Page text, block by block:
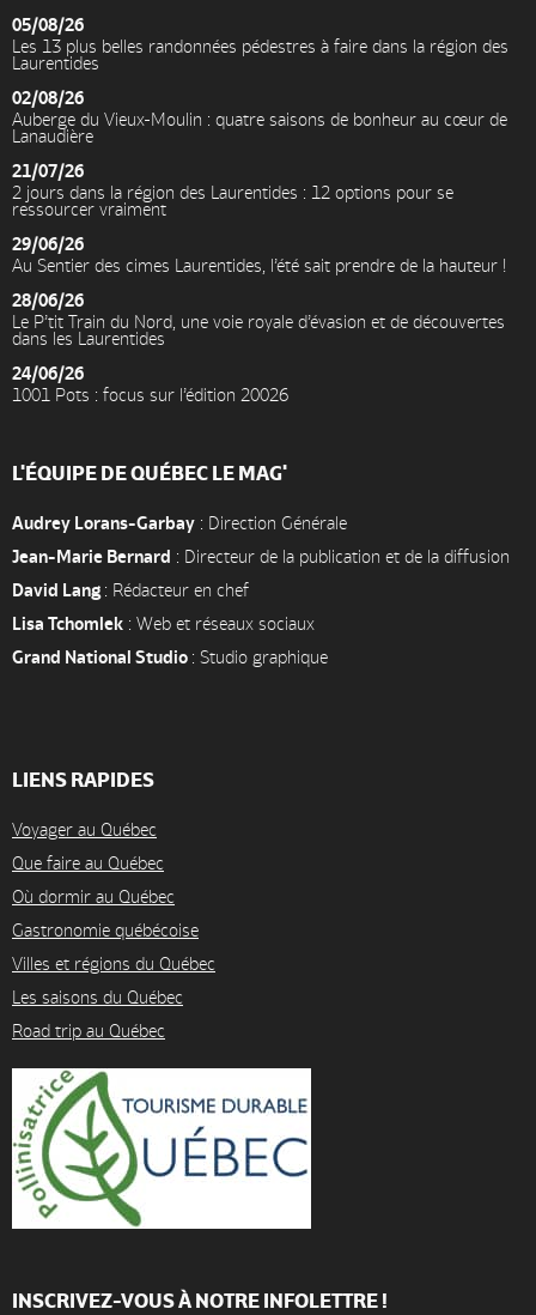
05/08/26
Les 13 plus belles randonnées pédestres à faire dans la région des
Laurentides
02/08/26
Auberge du Vieux-Moulin : quatre saisons de bonheur au cœur de
Lanaudière
21/07/26
2 jours dans la région des Laurentides : 12 options pour se
ressourcer vraiment
29/06/26
Au Sentier des cimes Laurentides, l’été sait prendre de la hauteur !
28/06/26
Le P’tit Train du Nord, une voie royale d’évasion et de découvertes
dans les Laurentides
24/06/26
1001 Pots : focus sur l’édition 20026
L'ÉQUIPE DE QUÉBEC LE MAG'
Audrey Lorans-Garbay : Direction Générale
Jean-Marie Bernard : Directeur de la publication et de la diffusion
David Lang : Rédacteur en chef
Lisa Tchomlek : Web et réseaux sociaux
Grand National Studio : Studio graphique
LIENS RAPIDES
Voyager au Québec
Que faire au Québec
Où dormir au Québec
Gastronomie québécoise
Villes et régions du Québec
Les saisons du Québec
Road trip au Québec
INSCRIVEZ-VOUS À NOTRE INFOLETTRE !